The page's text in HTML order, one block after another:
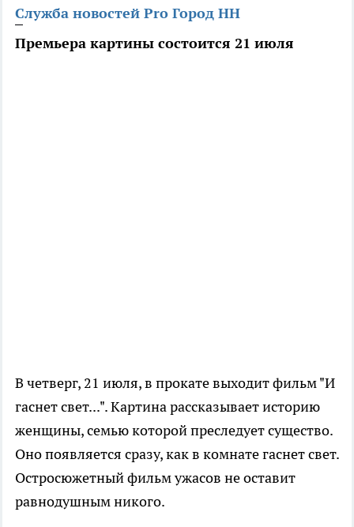
Служба новостей Pro Город НН
Премьера картины состоится 21 июля
В четверг, 21 июля, в прокате выходит фильм "И
гаснет свет...". Картина рассказывает историю
женщины, семью которой преследует существо.
Оно появляется сразу, как в комнате гаснет свет.
Остросюжетный фильм ужасов не оставит
равнодушным никого.